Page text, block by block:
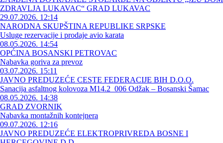
ZDRAVLJA LUKAVAC“ GRAD LUKAVAC
29.07.2026. 12:14
NARODNA SKUPŠTINA REPUBLIKE SRPSKE
Usluge rezervacije i prodaje avio karata
08.05.2026. 14:54
OPĆINA BOSANSKI PETROVAC
Nabavka goriva za prevoz
03.07.2026. 15:11
JAVNO PREDUZEĆE CESTE FEDERACIJE BIH D.O.O.
Sanacija asfaltnog kolovoza M14.2_006 Odžak – Bosanski Šamac
08.05.2026. 14:38
GRAD ZVORNIK
Nabavka montažnih kontejnera
09.07.2026. 12:16
JAVNO PREDUZEĆE ELEKTROPRIVREDA BOSNE I